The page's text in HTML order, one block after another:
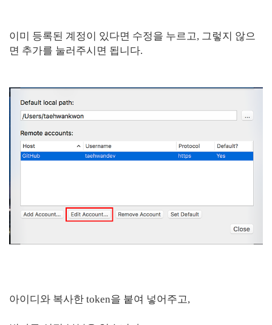
이미 등록된 계정이 있다면 수정을 누르고, 그렇지 않으
면 추가를 눌러주시면 됩니다.
아이디와 복사한 token을 붙여 넣어주고,